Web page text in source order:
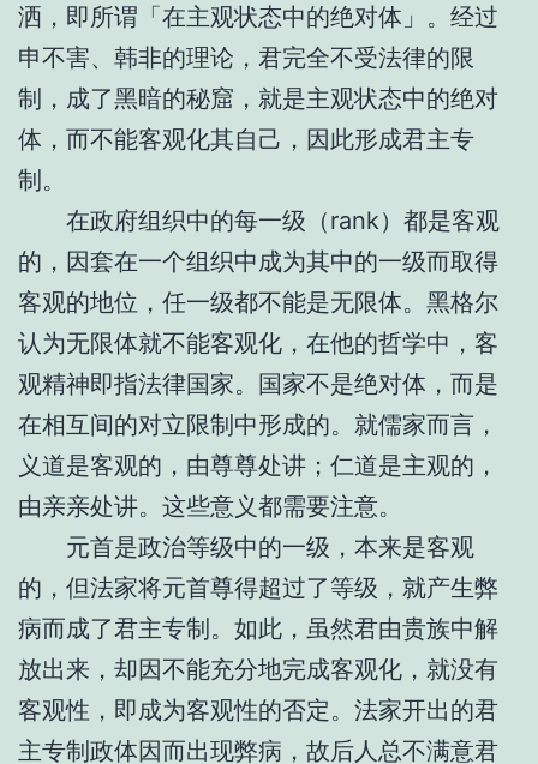
洒，即所谓「在主观状态中的绝对体」。经过
申不害、韩非的理论，君完全不受法律的限
制，成了黑暗的秘窟，就是主观状态中的绝对
体，而不能客观化其自己，因此形成君主专
制。
在政府组织中的每一级（rank）都是客观
的，因套在一个组织中成为其中的一级而取得
客观的地位，任一级都不能是无限体。黑格尔
认为无限体就不能客观化，在他的哲学中，客
观精神即指法律国家。国家不是绝对体，而是
在相互间的对立限制中形成的。就儒家而言，
义道是客观的，由尊尊处讲；仁道是主观的，
由亲亲处讲。这些意义都需要注意。
元首是政治等级中的一级，本来是客观
的，但法家将元首尊得超过了等级，就产生弊
病而成了君主专制。如此，虽然君由贵族中解
放出来，却因不能充分地完成客观化，就没有
客观性，即成为客观性的否定。法家开出的君
主专制政体因而出现弊病，故后人总不满意君